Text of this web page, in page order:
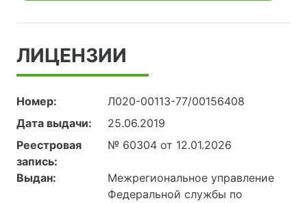
ЛИЦЕНЗИИ
Номер:
Л020-00113-77/00156408
Дата выдачи:
25.06.2019
Реестровая
запись:
№ 60304 от 12.01.2026
Выдан:
Межрегиональное управление
Федеральной службы по